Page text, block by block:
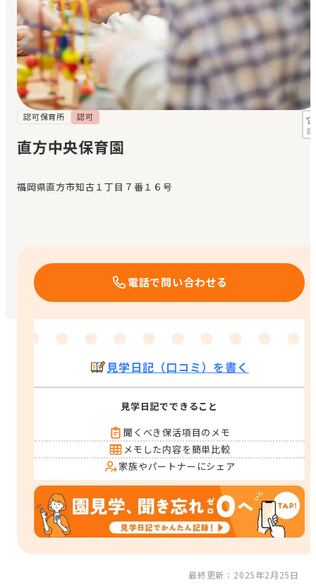
お気に入り
見学日記
メッセージ
おすすめの園
エンクルの特徴と活用方法
認可保育所 認可
直方中央保育園
福岡県直方市知古１丁目７番１６号
電話で問い合わせる
見学日記（口コミ）を書く
見学日記でできること
聞くべき保活項目のメモ
メモした内容を簡単比較
家族やパートナーにシェア
最終更新：2025年2月25日